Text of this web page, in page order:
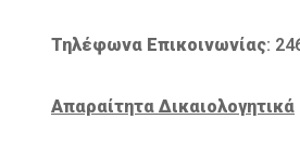
Τηλέφωνα Επικοινωνίας:
Απαραίτητα Δικαιολογητικά